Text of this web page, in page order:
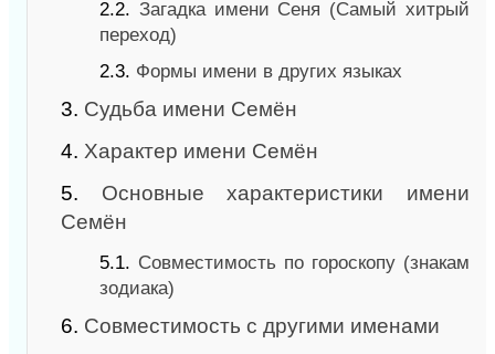
2.2. Загадка имени Сеня (Самый хитрый
переход)
2.3. Формы имени в других языках
3. Судьба имени Семён
4. Характер имени Семён
5. Основные характеристики имени
Семён
5.1. Совместимость по гороскопу (знакам
зодиака)
6. Совместимость с другими именами